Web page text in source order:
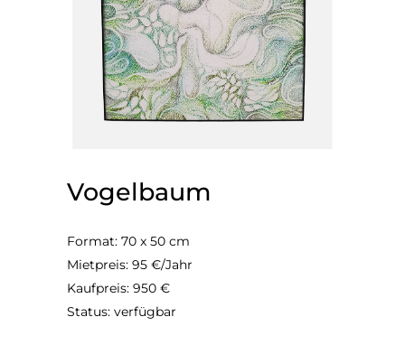
Vogelbaum
Format: 70 x 50 cm
Mietpreis: 95 €/Jahr
Kaufpreis: 950 €
Status: verfügbar